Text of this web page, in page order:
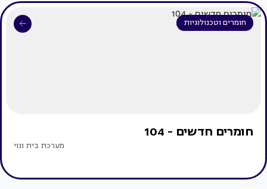
חומרים וטכנולוגיות
חומרים חדשים - 104
מערכת בית ונוי